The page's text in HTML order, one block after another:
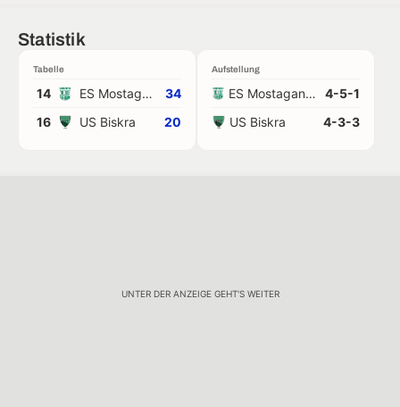
Statistik
Tabelle
14 ES Mostaganem
34
16
US Biskra 20
Aufstellung
ES Mostaganem
4-5-1
US Biskra
4-3-3
UNTER DER ANZEIGE GEHT'S WEITER